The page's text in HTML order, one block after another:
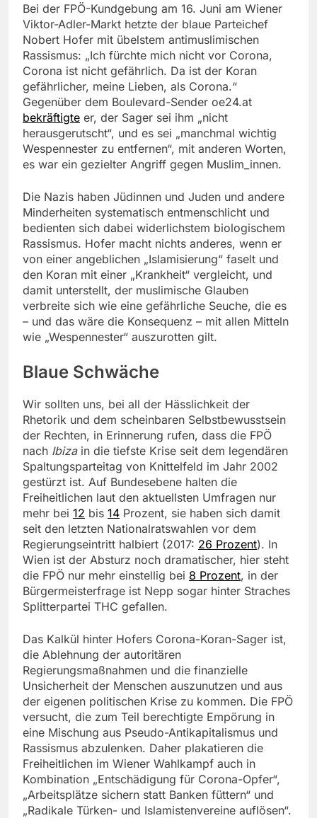
Bei der FPÖ-Kundgebung am 16. Juni am Wiener
Viktor-Adler-Markt hetzte der blaue Parteichef
Nobert Hofer mit übelstem antimuslimischen
Rassismus: „Ich fürchte mich nicht vor Corona,
Corona ist nicht gefährlich. Da ist der Koran
gefährlicher, meine Lieben, als Corona.“
Gegenüber dem Boulevard-Sender oe24.at
bekräftigte er, der Sager sei ihm „nicht
herausgerutscht“, und es sei „manchmal wichtig
Wespennester zu entfernen“, mit anderen Worten,
es war ein gezielter Angriff gegen Muslim_innen.
Die Nazis haben Jüdinnen und Juden und andere
Minderheiten systematisch entmenschlicht und
bedienten sich dabei widerlichstem biologischem
Rassismus. Hofer macht nichts anderes, wenn er
von einer angeblichen „Islamisierung“ faselt und
den Koran mit einer „Krankheit“ vergleicht, und
damit unterstellt, der muslimische Glauben
verbreite sich wie eine gefährliche Seuche, die es
– und das wäre die Konsequenz – mit allen Mitteln
wie „Wespennester“ auszurotten gilt.
Blaue Schwäche
Wir sollten uns, bei all der Hässlichkeit der
Rhetorik und dem scheinbaren Selbstbewusstsein
der Rechten, in Erinnerung rufen, dass die FPÖ
nach Ibizain die tiefste Krise seit dem legendären
Spaltungsparteitag von Knittelfeld im Jahr 2002
gestürzt ist. Auf Bundesebene halten die
Freiheitlichen laut den aktuellsten Umfragen nur
mehr bei 12 bis 14 Prozent, sie haben sich damit
seit den letzten Nationalratswahlen vor dem
Regierungseintritt halbiert (2017: 26 Prozent). In
Wien ist der Absturz noch dramatischer, hier steht
die FPÖ nur mehr einstellig bei 8 Prozent, in der
Bürgermeisterfrage ist Nepp sogar hinter Straches
Splitterpartei THC gefallen.
Das Kalkül hinter Hofers Corona-Koran-Sager ist,
die Ablehnung der autoritären
Regierungsmaßnahmen und die finanzielle
Unsicherheit der Menschen auszunutzen und aus
der eigenen politischen Krise zu kommen. Die FPÖ
versucht, die zum Teil berechtigte Empörung in
eine Mischung aus Pseudo-Antikapitalismus und
Rassismus abzulenken. Daher plakatieren die
Freiheitlichen im Wiener Wahlkampf auch in
Kombination „Entschädigung für Corona-Opfer“,
„Arbeitsplätze sichern statt Banken füttern“ und
„Radikale Türken- und Islamistenvereine auflösen“.